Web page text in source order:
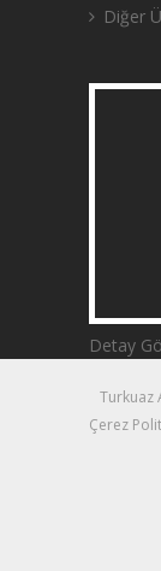
Diğer
Detay
Turkuaz
Çerez